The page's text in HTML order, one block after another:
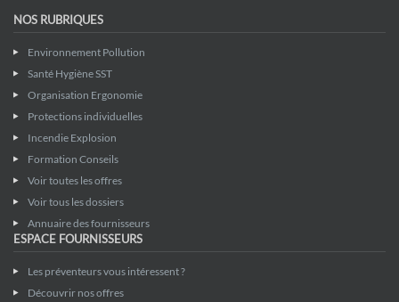
NOS RUBRIQUES
Environnement Pollution
Santé Hygiène SST
Organisation Ergonomie
Protections individuelles
Incendie Explosion
Formation Conseils
Voir toutes les offres
Voir tous les dossiers
Annuaire des fournisseurs
ESPACE FOURNISSEURS
Les préventeurs vous intéressent ?
Découvrir nos offres